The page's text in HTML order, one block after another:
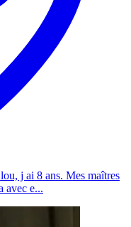
j ai 8 ans. Mes maîtres
avec e...